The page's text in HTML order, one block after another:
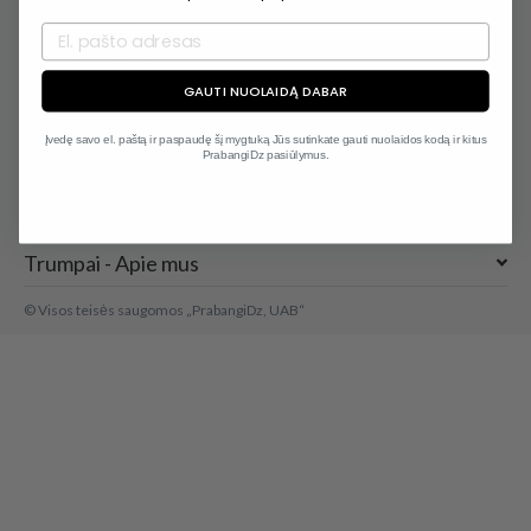
+370 647 66060
Trumpai - Apie mus
© Visos teisės saugomos „PrabangiDz, UAB“
GAUTI NUOLAIDĄ DABAR
Įvedę savo el. paštą ir paspaudę šį mygtuką Jūs sutinkate gauti nuolaidos kodą ir kitus
PrabangiDz pasiūlymus.